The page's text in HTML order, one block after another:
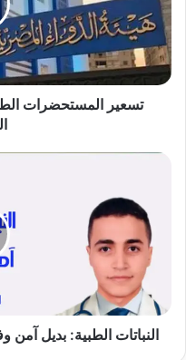
أصيل
لهيئة
الدواء
المصرية
تسعير المستحضرات
وفعال
للعلاج
الجدل
الطبي
النباتات الطبية: بديل